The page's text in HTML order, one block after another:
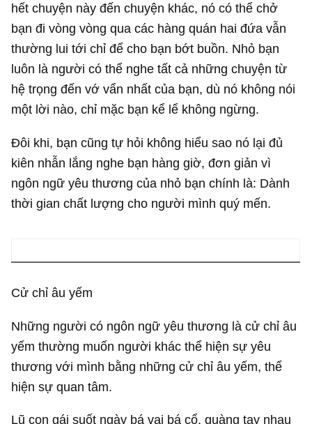
hết chuyện này đến chuyện khác, nó có thể chở
bạn đi vòng vòng qua các hàng quán hai đứa vẫn
thường lui tới chỉ để cho bạn bớt buồn. Nhỏ bạn
luôn là người có thể nghe tất cả những chuyện từ
hệ trọng đến vớ vẩn nhất của bạn, dù nó không nói
một lời nào, chỉ mặc bạn kể lể không ngừng.
Đôi khi, bạn cũng tự hỏi không hiểu sao nó lại đủ
kiên nhẫn lắng nghe bạn hàng giờ, đơn giản vì
ngôn ngữ yêu thương của nhỏ bạn chính là: Dành
thời gian chất lượng cho người mình quý mến.
Cử chỉ âu yếm
Những người có ngôn ngữ yêu thương là cử chỉ âu
yếm thường muốn người khác thể hiện sự yêu
thương với mình bằng những cử chỉ âu yếm, thể
hiện sự quan tâm.
Lũ con gái suốt ngày bá vai bá cổ, quàng tay nhau